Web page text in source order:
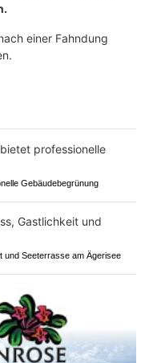
einer Fahndung
Gebäudebegrünung
und Seeterrasse am Ägerisee